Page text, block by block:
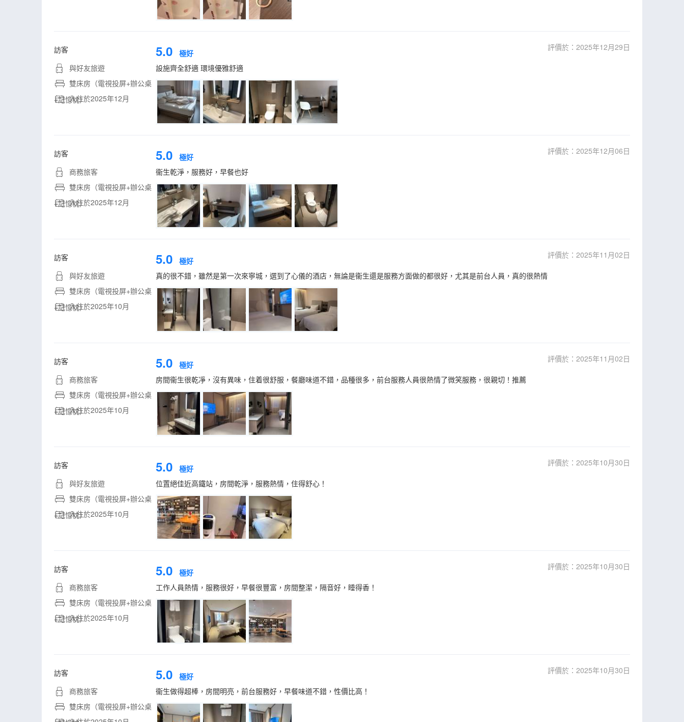
訪客
與好友旅遊
雙床房（電視投屏+辦公桌
+記憶枕）
入住於2025年12月
5.0 極好
評價於：2025年12月29日
設施齊全舒適 環境優雅舒適
訪客
商務旅客
雙床房（電視投屏+辦公桌
+記憶枕）
入住於2025年12月
5.0 極好
評價於：2025年12月06日
衞生乾淨，服務好，早餐也好
訪客
與好友旅遊
雙床房（電視投屏+辦公桌
+記憶枕）
入住於2025年10月
5.0 極好
評價於：2025年11月02日
真的很不錯，雖然是第一次來寧城，選到了心儀的酒店，無論是衞生還是服務方面做的都很好，尤其是前台人員，真的很熱情
訪客
商務旅客
雙床房（電視投屏+辦公桌
+記憶枕）
入住於2025年10月
5.0 極好
評價於：2025年11月02日
房間衞生很乾凈，沒有異味，住着很舒服，餐廳味道不錯，品種很多，前台服務人員很熱情了微笑服務，很親切！推薦
訪客
與好友旅遊
雙床房（電視投屏+辦公桌
+記憶枕）
入住於2025年10月
5.0 極好
評價於：2025年10月30日
位置絕佳近高鐵站，房間乾淨，服務熱情，住得舒心！
訪客
商務旅客
雙床房（電視投屏+辦公桌
+記憶枕）
入住於2025年10月
5.0 極好
評價於：2025年10月30日
工作人員熱情，服務很好，早餐很豐富，房間整潔，隔音好，睡得香！
訪客
商務旅客
雙床房（電視投屏+辦公桌
5.0 極好
評價於：2025年10月30日
衞生做得超棒，房間明亮，前台服務好，早餐味道不錯，性價比高！